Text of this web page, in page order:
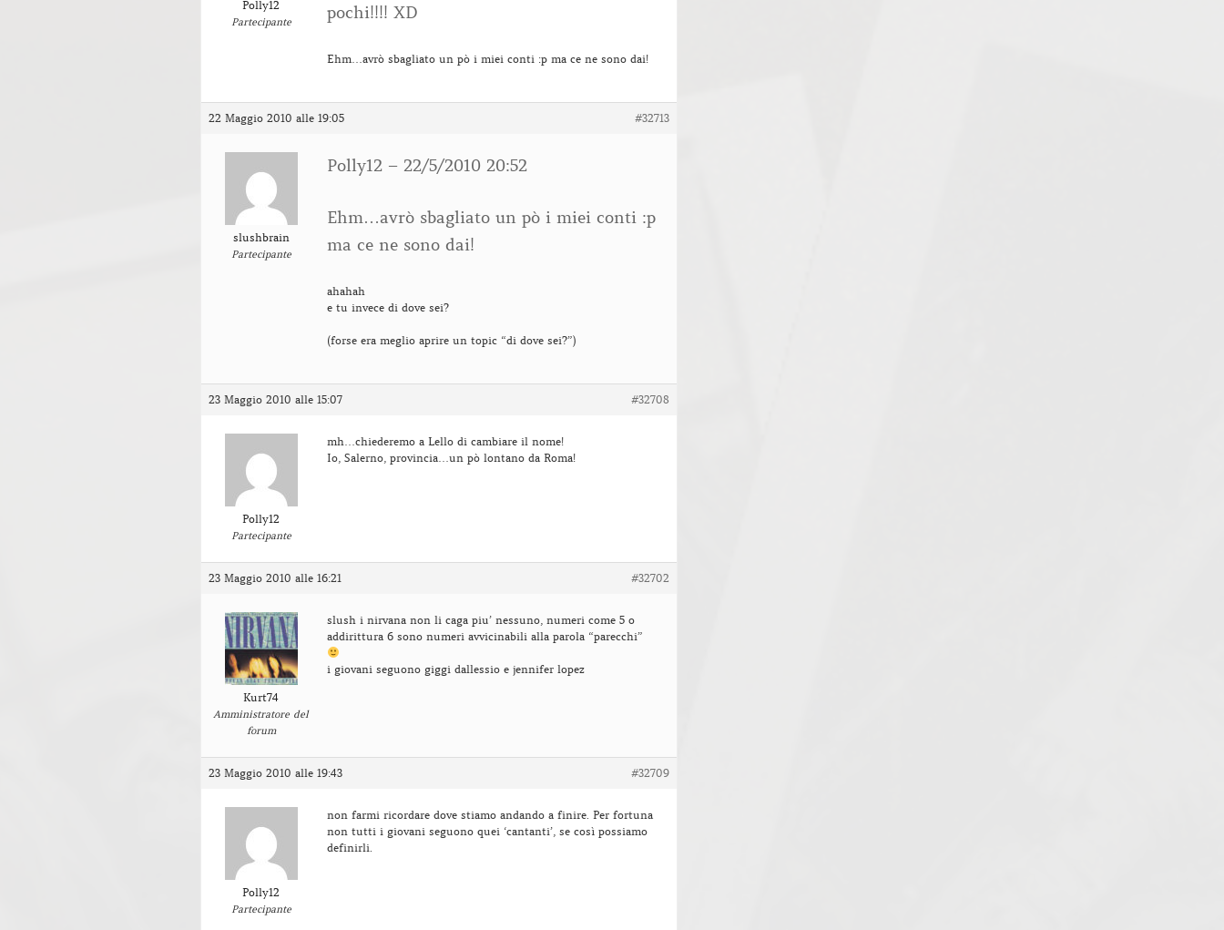
Polly12
Partecipante
pochi!!!! XD
Ehm…avrò sbagliato un pò i miei conti :p ma ce ne sono dai!
22 Maggio 2010 alle 19:05 #32713
slushbrain
Partecipante
Polly12 – 22/5/2010 20:52
Ehm…avrò sbagliato un pò i miei conti :p
ma ce ne sono dai!
ahahah
e tu invece di dove sei?
(forse era meglio aprire un topic “di dove sei?”)
23 Maggio 2010 alle 15:07 #32708
Polly12
Partecipante
mh…chiederemo a Lello di cambiare il nome!
Io, Salerno, provincia…un pò lontano da Roma!
23 Maggio 2010 alle 16:21 #32702
Kurt74
Amministratore del
forum
slush i nirvana non li caga piu’ nessuno, numeri come 5 o
addirittura 6 sono numeri avvicinabili alla parola “parecchi”
i giovani seguono giggi dallessio e jennifer lopez
23 Maggio 2010 alle 19:43 #32709
Polly12
Partecipante
non farmi ricordare dove stiamo andando a finire. Per fortuna
non tutti i giovani seguono quei ‘cantanti’, se così possiamo
definirli.